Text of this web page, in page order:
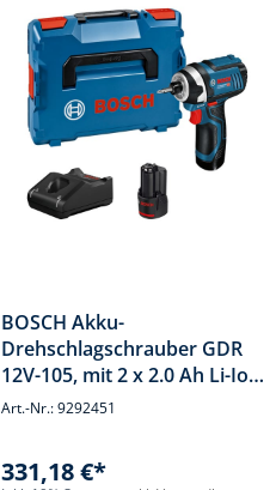
BOSCH Akku-
Drehschlagschrauber GDR
12V-105, mit 2 x 2.0 Ah Li-Ion
Akku, L-BOXX
Art.-Nr.: 9292451
331,18 €*